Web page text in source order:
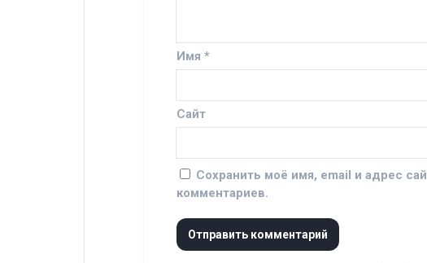
Имя *
Сайт
Сохранить моё имя, email и адрес
комментариев.